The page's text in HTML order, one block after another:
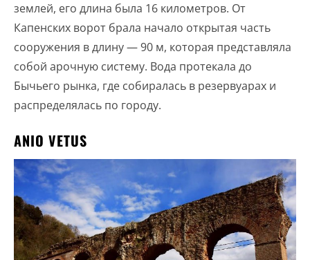
землей, его длина была 16 километров. От
Капенских ворот брала начало открытая часть
сооружения в длину — 90 м, которая представляла
собой арочную систему. Вода протекала до
Бычьего рынка, где собиралась в резервуарах и
распределялась по городу.
ANIO VETUS